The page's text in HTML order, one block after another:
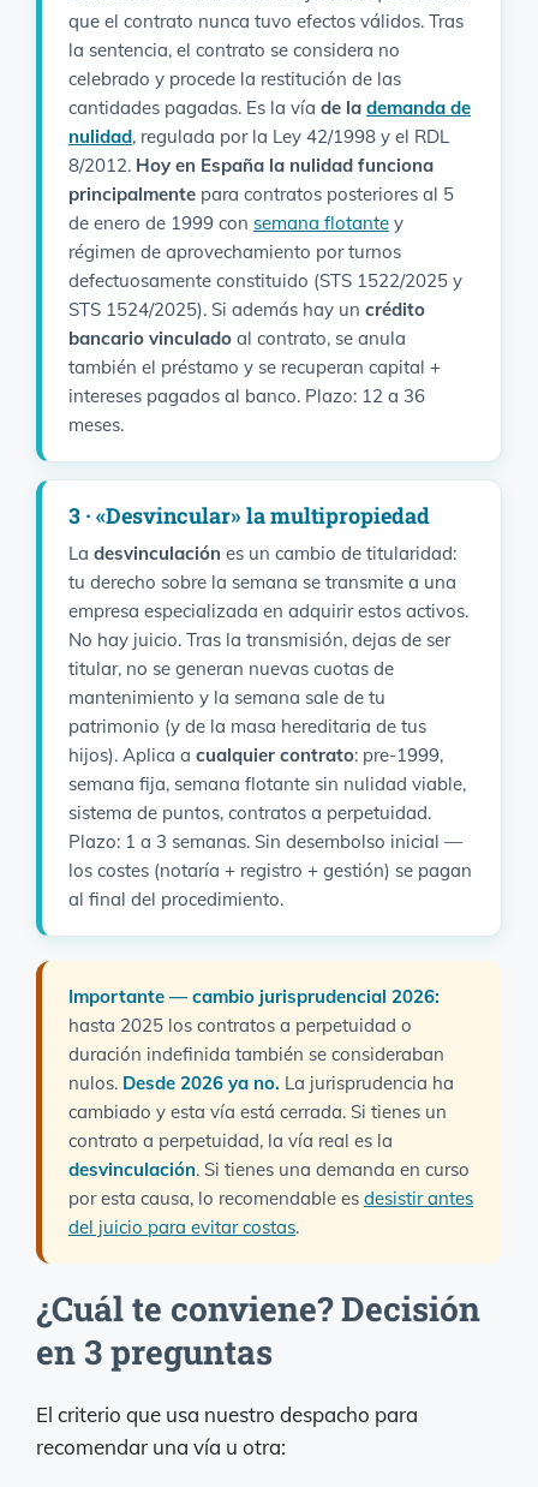
que el contrato nunca tuvo efectos válidos. Tras
la sentencia, el contrato se considera no
celebrado y procede la restitución de las
cantidades pagadas. Es la vía de la demanda de
nulidad, regulada por la Ley 42/1998 y el RDL
8/2012. Hoy en España la nulidad funciona
principalmente para contratos posteriores al 5
de enero de 1999 con semana flotante y
régimen de aprovechamiento por turnos
defectuosamente constituido (STS 1522/2025 y
STS 1524/2025). Si además hay un crédito
bancario vinculado al contrato, se anula
también el préstamo y se recuperan capital +
intereses pagados al banco. Plazo: 12 a 36
meses.
3 · «Desvincular» la multipropiedad
La desvinculación es un cambio de titularidad:
tu derecho sobre la semana se transmite a una
empresa especializada en adquirir estos activos.
No hay juicio. Tras la transmisión, dejas de ser
titular, no se generan nuevas cuotas de
mantenimiento y la semana sale de tu
patrimonio (y de la masa hereditaria de tus
hijos). Aplica a cualquier contrato: pre-1999,
semana fija, semana flotante sin nulidad viable,
sistema de puntos, contratos a perpetuidad.
Plazo: 1 a 3 semanas. Sin desembolso inicial —
los costes (notaría + registro + gestión) se pagan
al final del procedimiento.
Importante — cambio jurisprudencial 2026:
hasta 2025 los contratos a perpetuidad o
duración indefinida también se consideraban
nulos. Desde 2026 ya no. La jurisprudencia ha
cambiado y esta vía está cerrada. Si tienes un
contrato a perpetuidad, la vía real es la
desvinculación. Si tienes una demanda en curso
por esta causa, lo recomendable es desistir antes
del juicio para evitar costas.
¿Cuál te conviene? Decisión
en 3 preguntas
El criterio que usa nuestro despacho para
recomendar una vía u otra: